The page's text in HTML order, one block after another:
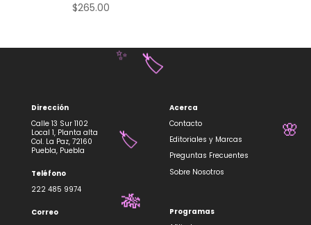
$265.00
Dirección
Calle 13 Sur 1102
Local 1, Planta alta
Col. La Paz, 72160
Puebla, Puebla
Teléfono
222 485 9974
Correo
Acerca
Contacto
Editoriales y Marcas
Preguntas Frecuentes
Sobre Nosotros
Programas